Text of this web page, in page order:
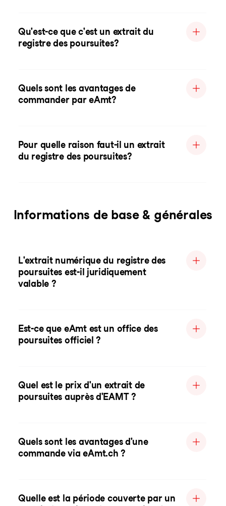
Qu'est-ce que c'est un extrait du
registre des poursuites?
Quels sont les avantages de
commander par eAmt?
Pour quelle raison faut-il un extrait
du registre des poursuites?
Informations de base & générales
L'extrait numérique du registre des
poursuites est-il juridiquement
valable ?
Est-ce que eAmt est un office des
poursuites officiel ?
Quel est le prix d'un extrait de
poursuites auprès d'EAMT ?
Quels sont les avantages d'une
commande via eAmt.ch ?
Quelle est la période couverte par un